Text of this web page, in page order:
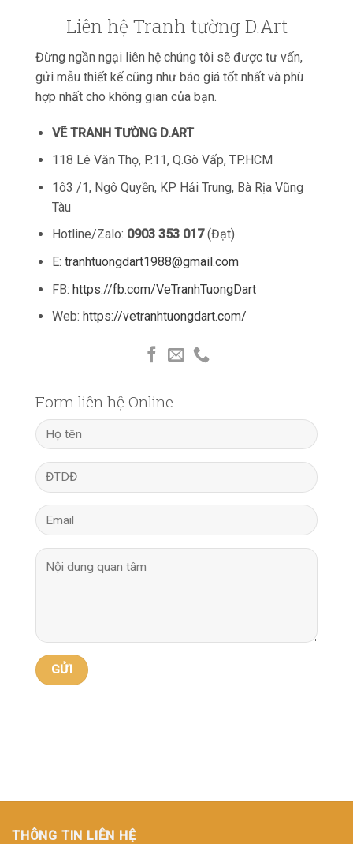
Liên hệ Tranh tường D.Art
Đừng ngần ngại liên hệ chúng tôi sẽ được tư vấn,
gửi mẫu thiết kế cũng như báo giá tốt nhất và phù
hợp nhất cho không gian của bạn.
VẼ TRANH TƯỜNG D.ART
118 Lê Văn Thọ, P.11, Q.Gò Vấp, TP.HCM
1ô3 /1, Ngô Quyền, KP Hải Trung, Bà Rịa Vũng
Tàu
Hotline/Zalo: 0903 353 017(Đạt)
E: tranhtuongdart1988@gmail.com
FB: https://fb.com/VeTranhTuongDart
Web: https://vetranhtuongdart.com/
Form liên hệ Online
THÔNG TIN LIÊN HỆ